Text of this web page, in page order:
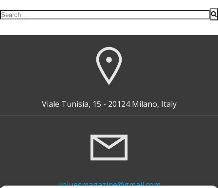
Search
Viale Tunisia, 15 - 20124 Milano, Italy
ilbluesmagazine@gmail.com